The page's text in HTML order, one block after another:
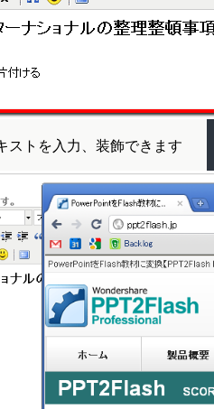
ストを入力、装飾できます